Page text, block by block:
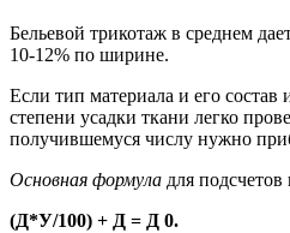
Бельевой трикотаж в среднем
10-12% по ширине.
Если тип материала и его состав
степени усадки ткани легко
получившемуся числу нужно
Основная формула для подсчетов
(Д*У/100) + Д = Д 0.